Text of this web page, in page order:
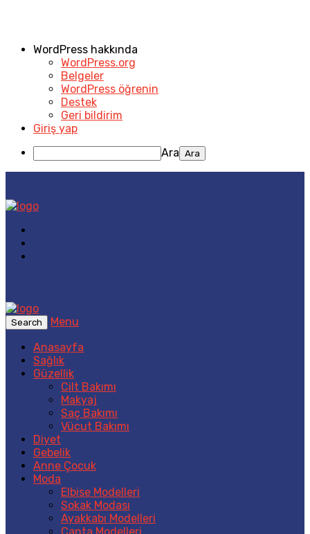
WordPress hakkında
WordPress.org
Belgeler
WordPress öğrenin
Destek
Geri bildirim
Giriş yap
Ara
Search
Menu
Anasayfa
Sağlık
Güzellik
Cilt Bakımı
Makyaj
Saç Bakımı
Vücut Bakımı
Diyet
Gebelik
Anne Çocuk
Moda
Elbise Modelleri
Sokak Modası
Ayakkabı Modelleri